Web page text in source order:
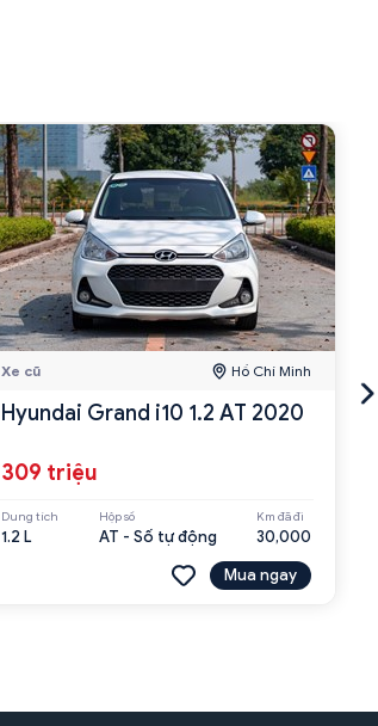
Xe cũ Hồ Chí Minh
Hyundai Grand i10 1.2 AT 2020
309 triệu
Dung tích
1.2 L
Hộp số
AT - Số tự động
Km đã đi
30,000
Mua ngay